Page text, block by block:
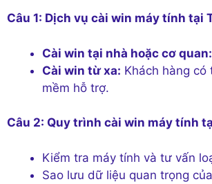
Câu 1: Dịch vụ cài win máy tính tại
Cài win tại nhà hoặc cơ quan:
Cài win từ xa: Khách hàng
mềm hỗ trợ.
Câu 2: Quy trình cài win máy tính
Kiểm tra máy tính và tư vấn
Sao lưu dữ liệu quan trọng